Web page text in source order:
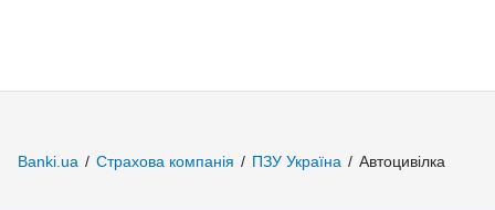
Banki.ua / Страхова компанія / ПЗУ Україна / Автоцивілка